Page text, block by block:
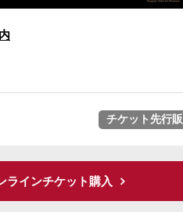
チケット先行
ラインチケット購入